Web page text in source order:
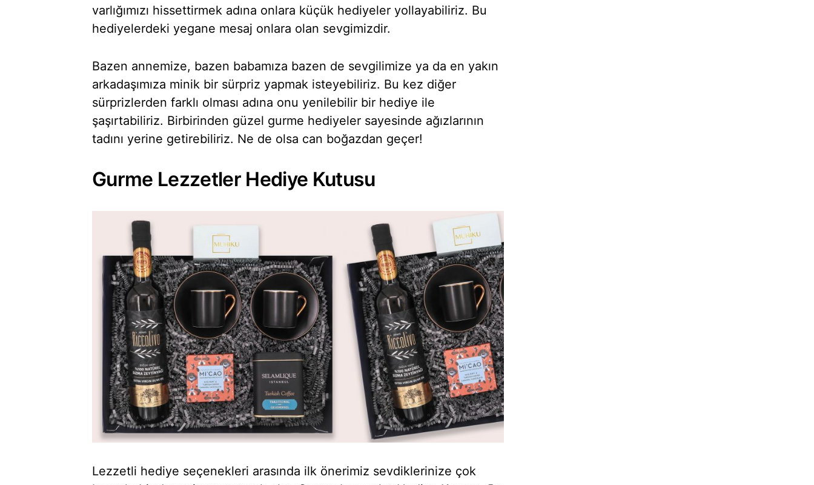
varlığımızı hissettirmek adına onlara küçük hediyeler yollayabiliriz. Bu
hediyelerdeki yegane mesaj onlara olan sevgimizdir.
Bazen annemize, bazen babamıza bazen de sevgilimize ya da en yakın
arkadaşımıza minik bir sürpriz yapmak isteyebiliriz. Bu kez diğer
sürprizlerden farklı olması adına onu yenilebilir bir hediye ile
şaşırtabiliriz. Birbirinden güzel gurme hediyeler sayesinde ağızlarının
tadını yerine getirebiliriz. Ne de olsa can boğazdan geçer!
Gurme Lezzetler Hediye Kutusu
Lezzetli hediye seçenekleri arasında ilk önerimiz sevdiklerinize çok